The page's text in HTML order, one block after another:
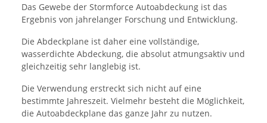
Das Gewebe der Stormforce Autoabdeckung ist das
Ergebnis von jahrelanger Forschung und Entwicklung.
Die Abdeckplane ist daher eine vollständige,
wasserdichte Abdeckung, die absolut atmungsaktiv und
gleichzeitig sehr langlebig ist.
Die Verwendung erstreckt sich nicht auf eine
bestimmte Jahreszeit. Vielmehr besteht die Möglichkeit,
die Autoabdeckplane das ganze Jahr zu nutzen.